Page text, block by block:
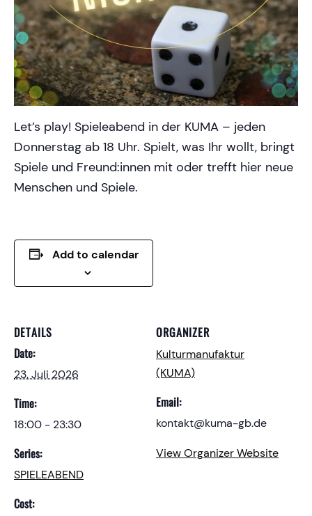
Let’s play! Spieleabend in der KUMA – jeden
Donnerstag ab 18 Uhr. Spielt, was Ihr wollt, bringt
Spiele und Freund:innen mit oder trefft hier neue
Menschen und Spiele.
Add to calendar
DETAILS
Date:
23. Juli 2026
Time:
18:00 - 23:30
Series:
SPIELEABEND
Cost:
ORGANIZER
Kulturmanufaktur
(KUMA)
Email:
kontakt@kuma-gb.de
View Organizer Website